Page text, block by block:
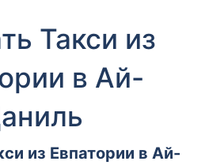
Такси из
в Ай-
из Евпатории в Ай-